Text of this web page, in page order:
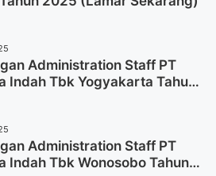
Administration Staff PT
Indah Tbk Yogyakarta Tahun
Administration Staff PT
Indah Tbk Wonosobo Tahun